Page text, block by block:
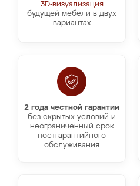
3D-визуализация
будущей мебели в двух
вариантах
2 года честной гарантии
без скрытых условий и
неограниченный срок
постгарантийного
обслуживания